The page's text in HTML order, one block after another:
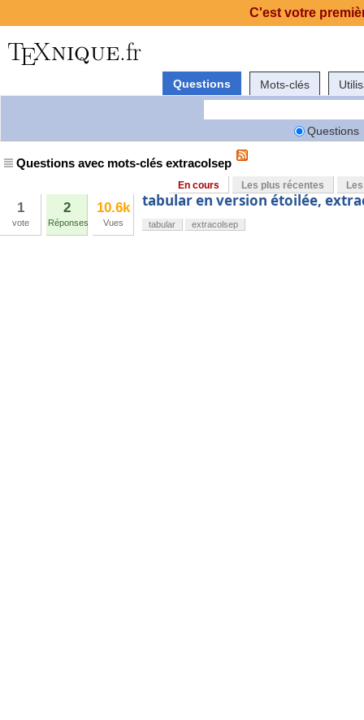
Questions Mots-clés
Questions
Questions avec mots-clés extracolsep
En cours Les plus récentes
1
vote
2
Réponses
10.6k
Vues
tabular en version étoilée,
tabular extracolsep
C'est votre